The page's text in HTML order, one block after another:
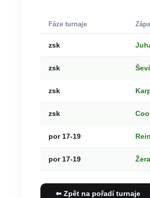
Fáze turnaje
zsk
zsk
zsk
zsk
por 17-19
por 17-19
⬅ Zpět na pořadí turnaje